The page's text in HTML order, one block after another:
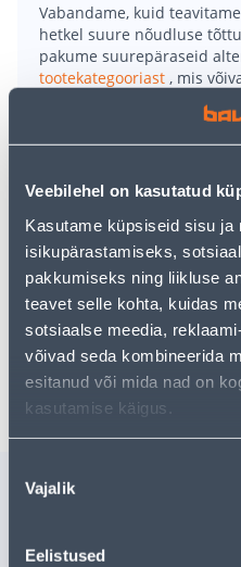
Veebilehel on kasutatud
Kasutame küpsiseid sisu ja
isikupärastamiseks,
pakkumiseks ning liikluse
teavet selle kohta, kuidas
sotsiaalse meedia,
võivad seda kombineerida
esitanud või mida nad on
kasutamise käigus.
valik
Vajalik
Eelistused
Vabandame, kuid
hetkel suure nõudluse
pakume suurepäraseid
tootekategooriast , mis
Teie ostlemisrõõm ei pea
uurimistööd saate jätkata,
veelgi meelepärasemad
• Hõbedaste
• Läbimõõt 8,5 cm ja
• 14-päevane
Tarne pole võimalik
Sarnased tooted